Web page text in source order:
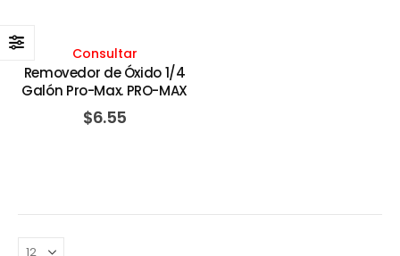
Consultar
Removedor de Óxido 1/4
Galón Pro-Max. PRO-MAX
$6.55